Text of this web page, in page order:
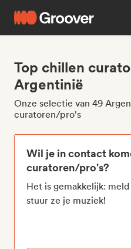
Top chillen
Argentinië
Onze selectie van 49
curatoren/pro's
Wil je in contact
curatoren/pro's?
Het is gemakkelijk:
stuur ze je muziek!